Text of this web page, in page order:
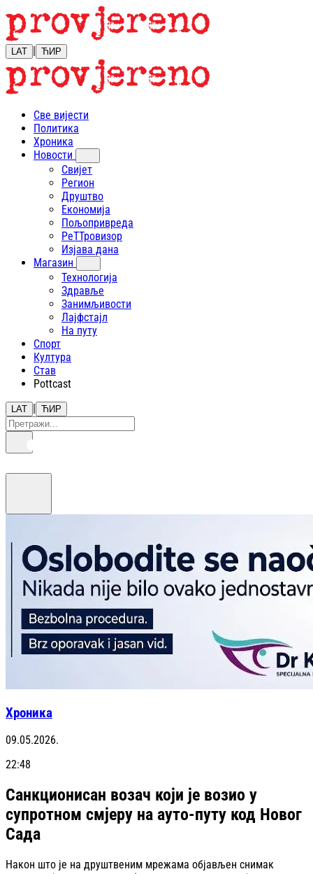
LAT | ЋИР
Све вијести
Политика
Хроника
Новости
Свијет
Регион
Друштво
Економија
Пољопривреда
РеТТровизор
Изјава дана
Магазин
Технологија
Здравље
Занимљивости
Лајфстajл
На путу
Спорт
Култура
Став
Pottcast
LAT | ЋИР
Хроника
09.05.2026.
22:48
Санкционисан возач који је возио у
супротном смјеру на ауто-путу код Новог
Сада
Након што је на друштвеним мрежама објављен снимак